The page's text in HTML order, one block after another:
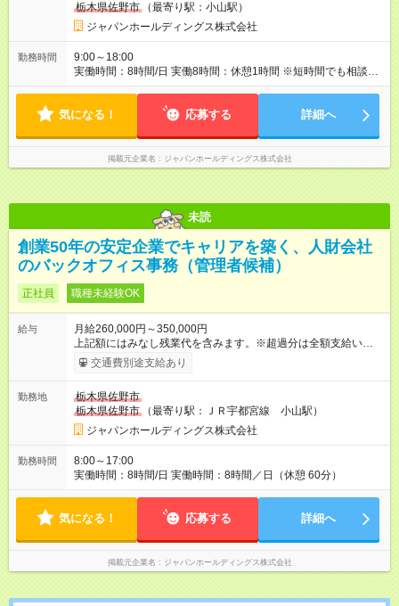
栃木県佐野市
（最寄り駅：小山駅）
ジャパンホールディングス株式会社
勤務時間
9:00～18:00
実働時間：8時間/日 実働8時間：休憩1時間 ※短時間でも相談可
能 例(1) 10:00～15:00 例(2) 12:00～17:00
気になる！ 応募する 詳細へ
掲載元企業名 ジャパンホールディングス株式会社
未読
創業50年の安定企業でキャリアを築く、人財会社
のバックオフィス事務（管理者候補）
正社員 職種未経験OK
給与
月給260,000円～350,000円
上記額にはみなし残業代を含みます。※超過分は全額支給いたし
ます。 みなし残業代 80,000円 ～ 100,000円／月 みなし残業時
間 45時間／月 ※経験・能力を考慮して決定します。 ◇試用期
※ 雇用形態と給与に、本採用時と異なる部分があります。 雇用
形態：中途採用（契約社員） 給与：時給 1,300円 ～ 1,500円
交通費別途支給あり
勤務地
栃木県佐野市
栃木県佐野市
（最寄り駅：ＪＲ宇都宮線 小山駅）
ジャパンホールディングス株式会社
勤務時間
8:00～17:00
実働時間：8時間/日 実働時間：8時間／日（休憩 60分）
気になる！ 応募する 詳細へ
掲載元企業名 ジャパンホールディングス株式会社